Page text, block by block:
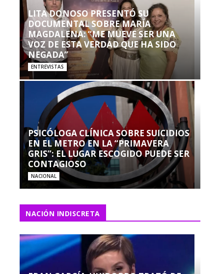
LITA DONOSO PRESENTÓ SU
DOCUMENTAL SOBRE MARÍA
MAGDALENA: “ME MUEVE SER UNA
VOZ DE ESTA VERDAD QUE HA SIDO
NEGADA”
ENTREVISTAS
PSICÓLOGA CLÍNICA SOBRE SUICIDIOS
EN EL METRO EN LA “PRIMAVERA
GRIS”: EL LUGAR ESCOGIDO PUEDE SER
CONTAGIOSO
NACIONAL
NACIÓN INDISCRETA